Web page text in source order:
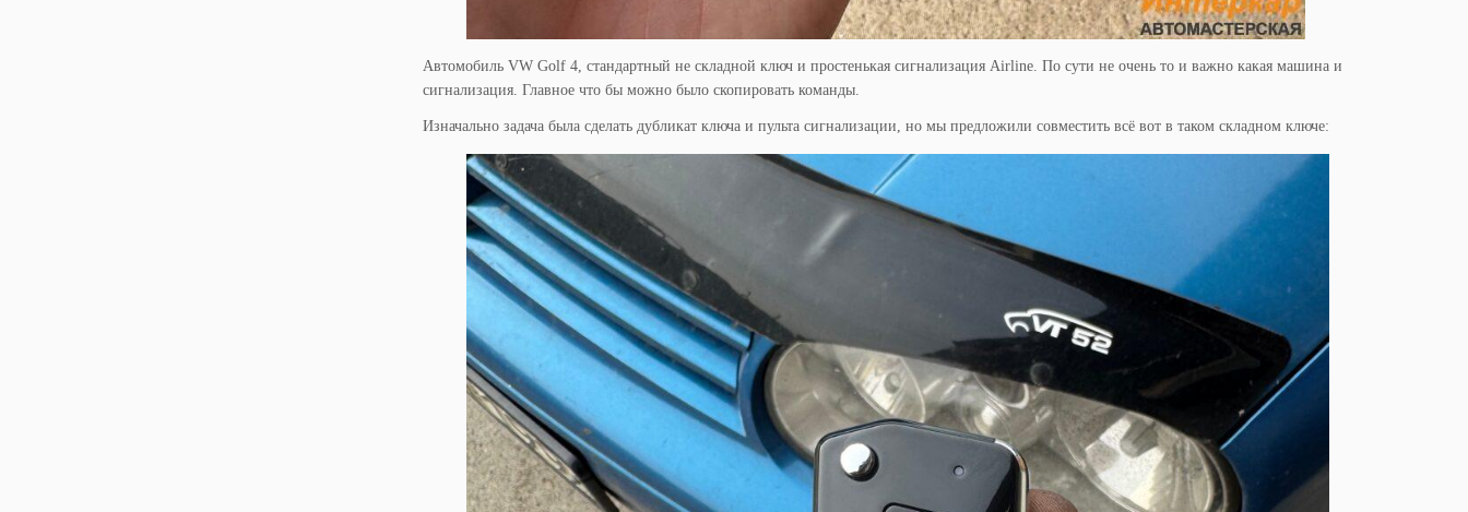
Автомобиль VW Golf 4, стандартный не складной ключ и простенькая сигнализация Airline. По сути не очень то и важно какая машина и
сигнализация. Главное что бы можно было скопировать команды.
Изначально задача была сделать дубликат ключа и пульта сигнализации, но мы предложили совместить всё вот в таком складном ключе: